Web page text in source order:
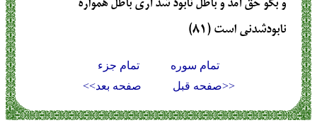
و بگو حق آمد و باطل نابود شد آرى باطل همواره
نابودشدنى است (۸۱)
تمام سوره
تمام جزء
<<صفحه قبل
صفحه بعد>>